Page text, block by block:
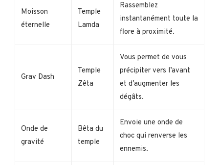
Moisson
éternelle
Temple
Lamda
Rassemblez
instantanément toute la
flore à proximité.
Grav Dash
Temple
Zêta
Vous permet de vous
précipiter vers l’avant
et d’augmenter les
dégâts.
Onde de
gravité
Bêta du
temple
Envoie une onde de
choc qui renverse les
ennemis.